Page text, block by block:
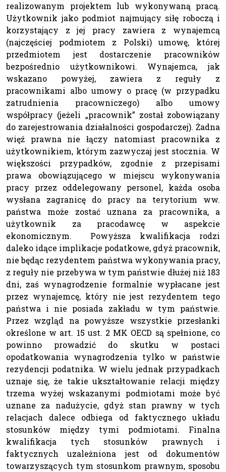
realizowanym projektem lub wykonywaną pracą.
Użytkownik jako podmiot najmujący siłę roboczą i
korzystający z jej pracy zawiera z wynajemcą
(najczęściej podmiotem z Polski) umowę, której
przedmiotem jest dostarczenie pracowników
bezpośrednio użytkownikowi. Wynajemca, jak
wskazano powyżej, zawiera z reguły z
pracownikami albo umowy o pracę (w przypadku
zatrudnienia pracowniczego) albo umowy
współpracy (jeżeli „pracownik” został zobowiązany
do zarejestrowania działalności gospodarczej). Żadna
więź prawna nie łączy natomiast pracownika z
użytkownikiem, którym zazwyczaj jest stocznia. W
większości przypadków, zgodnie z przepisami
prawa obowiązującego w miejscu wykonywania
pracy przez oddelegowany personel, każda osoba
wysłana zagranicę do pracy na terytorium ww.
państwa może zostać uznana za pracownika, a
użytkownik za pracodawcę w aspekcie
ekonomicznym. Powyższa kwalifikacja rodzi
daleko idące implikacje podatkowe, gdyż pracownik,
nie będąc rezydentem państwa wykonywania pracy,
z reguły nie przebywa w tym państwie dłużej niż 183
dni, zaś wynagrodzenie formalnie wypłacane jest
przez wynajemcę, który nie jest rezydentem tego
państwa i nie posiada zakładu w tym państwie.
Przez wzgląd na powyższe wszystkie przesłanki
określone w art. 15 ust. 2 MK OECD są spełnione, co
powinno prowadzić do skutku w postaci
opodatkowania wynagrodzenia tylko w państwie
rezydencji podatnika. W wielu jednak przypadkach
uznaje się, że takie ukształtowanie relacji między
trzema wyżej wskazanymi podmiotami może być
uznane za nadużycie, gdyż stan prawny w tych
relacjach dalece odbiega od faktycznego układu
stosunków między tymi podmiotami. Finalna
kwalifikacja tych stosunków prawnych i
faktycznych uzależniona jest od dokumentów
towarzyszących tym stosunkom prawnym, sposobu